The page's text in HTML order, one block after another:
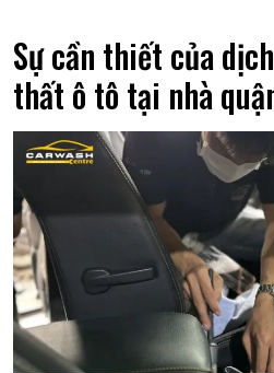
Sự cần thiết của
thất ô tô tại nhà